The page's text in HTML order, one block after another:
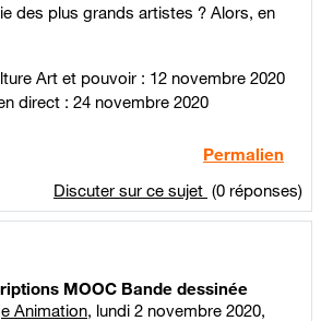
des plus grands artistes ? Alors, en
Art et pouvoir : 12 novembre 2020
direct : 24 novembre 2020
Permalien
Discuter sur ce sujet (0 réponses)
MOOC Bande dessinée
Animation lundi 2 novembre 2020,